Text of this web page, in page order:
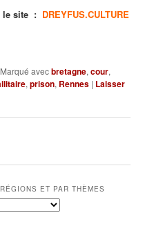
le site : DREYFUS.CULTURE
Marqué avecbretagne,cour,
,prison, Rennes | Laisser
ET PAR THÈMES